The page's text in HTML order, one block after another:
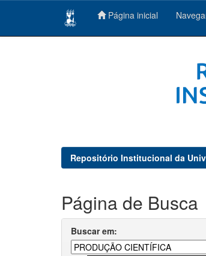
Página inicial
Repositório Institucional da
Página de Busca
Buscar em: